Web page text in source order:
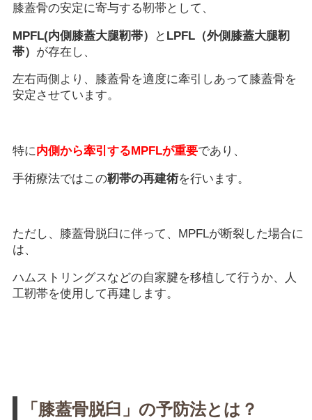
膝蓋骨の安定に寄与する靭帯として、
MPFL(内側膝蓋大腿靭帯） と LPFL（外側膝蓋大腿靭
帯） が存在し、
左右両側より、膝蓋骨を適度に牽引しあって膝蓋骨を
安定させています。
特に内側から牽引するMPFLが重要であり、
手術療法ではこの靭帯の再建術を行います。
ただし、膝蓋骨脱臼に伴って、MPFLが断裂した場合に
は、
ハムストリングスなどの自家腱を移植して行うか、人
工靭帯を使用して再建します。
「膝蓋骨脱臼」の予防法とは？